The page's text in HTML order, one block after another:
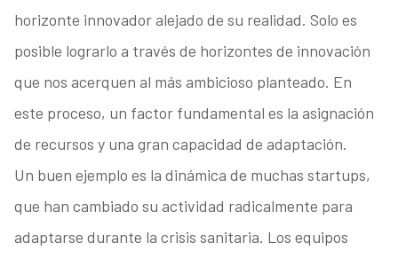
horizonte innovador alejado de su realidad. Solo es
posible lograrlo a través de horizontes de innovación
que nos acerquen al más ambicioso planteado. En
este proceso, un factor fundamental es la asignación
de recursos y una gran capacidad de adaptación.
Un buen ejemplo es la dinámica de muchas startups,
que han cambiado su actividad radicalmente para
adaptarse durante la crisis sanitaria. Los equipos